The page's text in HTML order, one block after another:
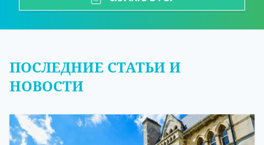
ПОСЛЕДНИЕ СТАТЬИ И
НОВОСТИ